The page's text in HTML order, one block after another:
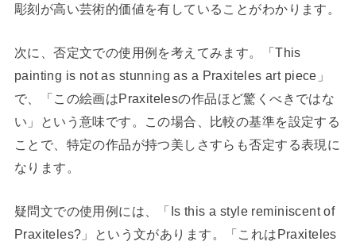
彫刻が高い芸術的価値を有していることがわかります。
次に、否定文での使用例を考えてみます。「This
painting is not as stunning as a Praxiteles art piece」
で、「この絵画はPraxitelesの作品ほど驚くべきではな
い」という意味です。この場合、比較の基準を設定する
ことで、特定の作品が持つ美しさすらも否定する表現に
なります。
疑問文での使用例には、「Is this a style reminiscent of
Praxiteles?」という文があります。「これはPraxiteles